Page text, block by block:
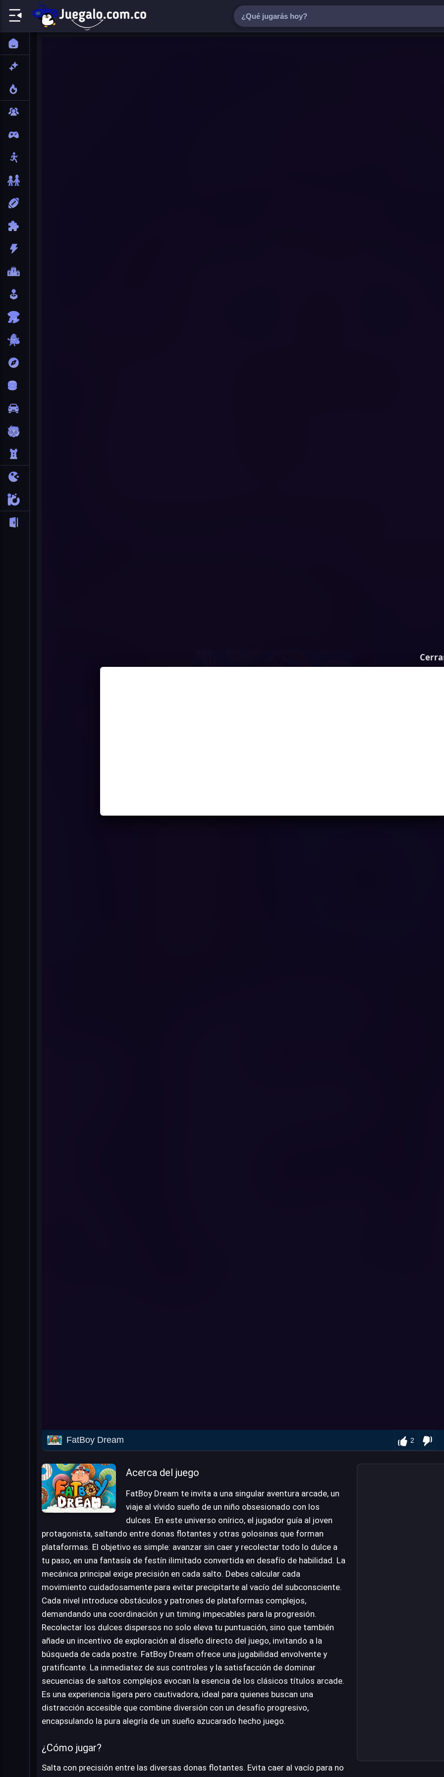
FatBoy Dream 2
Acerca del juego
FatBoy Dream te invita a una singular aventura arcade, un
viaje al vívido sueño de un niño obsesionado con los
dulces. En este universo onírico, el jugador guía al joven
protagonista, saltando entre donas flotantes y otras golosinas que forman
plataformas. El objetivo es simple: avanzar sin caer y recolectar todo lo dulce a
tu paso, en una fantasía de festín ilimitado convertida en desafío de habilidad. La
mecánica principal exige precisión en cada salto. Debes calcular cada
movimiento cuidadosamente para evitar precipitarte al vacío del subconsciente.
Cada nivel introduce obstáculos y patrones de plataformas complejos,
demandando una coordinación y un timing impecables para la progresión.
Recolectar los dulces dispersos no solo eleva tu puntuación, sino que también
añade un incentivo de exploración al diseño directo del juego, invitando a la
búsqueda de cada postre. FatBoy Dream ofrece una jugabilidad envolvente y
gratificante. La inmediatez de sus controles y la satisfacción de dominar
secuencias de saltos complejos evocan la esencia de los clásicos títulos arcade.
Es una experiencia ligera pero cautivadora, ideal para quienes buscan una
distracción accesible que combine diversión con un desafío progresivo,
encapsulando la pura alegría de un sueño azucarado hecho juego.
¿Cómo jugar?
Salta con precisión entre las diversas donas flotantes. Evita caer al vacío para no